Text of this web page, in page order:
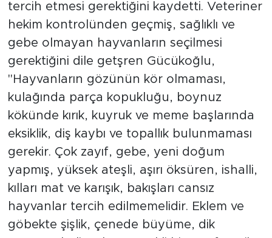
tercih etmesi gerektiğini kaydetti. Veteriner
hekim kontrolünden geçmiş, sağlıklı ve
gebe olmayan hayvanların seçilmesi
gerektiğini dile getşren Gücükoğlu,
"Hayvanların gözünün kör olmaması,
kulağında parça kopukluğu, boynuz
kökünde kırık, kuyruk ve meme başlarında
eksiklik, diş kaybı ve topallık bulunmaması
gerekir. Çok zayıf, gebe, yeni doğum
yapmış, yüksek ateşli, aşırı öksüren, ishalli,
kılları mat ve karışık, bakışları cansız
hayvanlar tercih edilmemelidir. Eklem ve
göbekte şişlik, çenede büyüme, dik